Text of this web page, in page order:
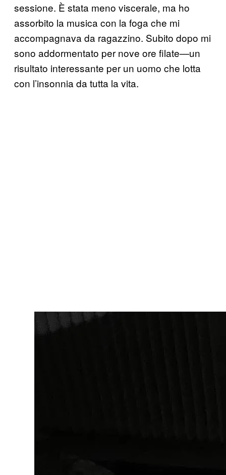
sessione. È stata meno viscerale, ma ho
assorbito la musica con la foga che mi
accompagnava da ragazzino. Subito dopo mi
sono addormentato per nove ore filate—un
risultato interessante per un uomo che lotta
con l’insonnia da tutta la vita.